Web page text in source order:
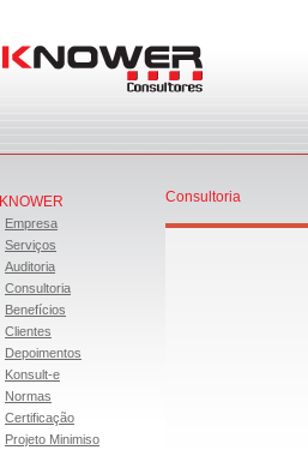
KNOWER
Empresa
Serviços
Auditoria
Consultoria
Benefícios
Clientes
Depoimentos
Konsult-e
Normas
Certificação
Projeto Minimiso
Consultoria